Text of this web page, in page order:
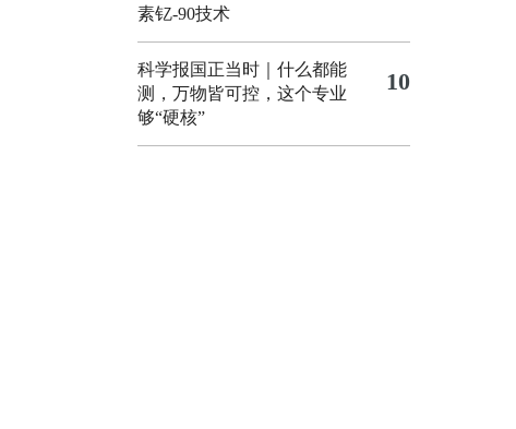
素钇-90技术
科学报国正当时｜什么都能
测，万物皆可控，这个专业
够“硬核”
10